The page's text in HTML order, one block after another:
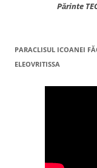
Părinte
PARACLISUL ICOANEI
ELEOVRITISSA